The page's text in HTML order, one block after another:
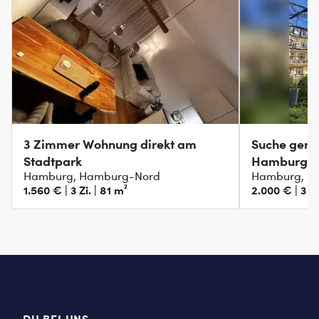
3 Zimmer Wohnung direkt am
Stadtpark
Hamburg, Hamburg-Nord
1.560 € | 3 Zi. | 81 m²
Suche
Hamburg
Hamburg,
2.000 € | 3